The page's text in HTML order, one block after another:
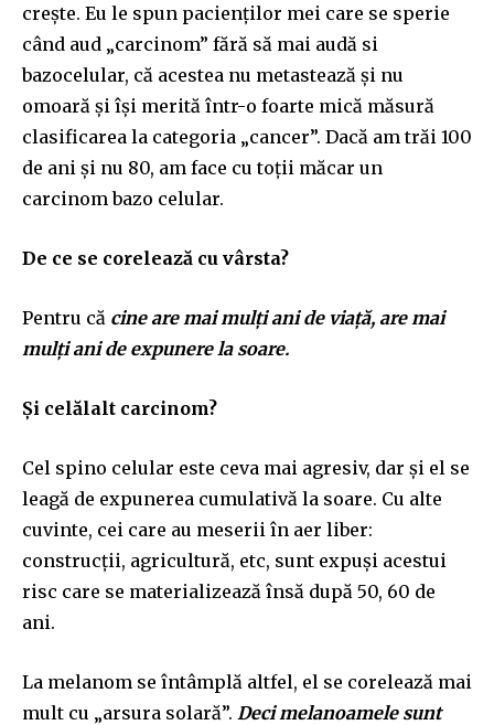
crește. Eu le spun pacienților mei care se sperie
când aud „carcinom” fără să mai audă si
bazocelular, că acestea nu metastează și nu
omoară și își merită într-o foarte mică măsură
clasificarea la categoria „cancer”. Dacă am trăi 100
de ani și nu 80, am face cu toții măcar un
carcinom bazo celular.
De ce se corelează cu vârsta?
Pentru că cine are mai mulți ani de viață, are mai
mulți ani de expunere la soare.
Și celălalt carcinom?
Cel spino celular este ceva mai agresiv, dar și el se
leagă de expunerea cumulativă la soare. Cu alte
cuvinte, cei care au meserii în aer liber:
construcții, agricultură, etc, sunt expuși acestui
risc care se materializează însă după 50, 60 de
ani.
La melanom se întâmplă altfel, el se corelează mai
mult cu „arsura solară”. Deci melanoamele sunt